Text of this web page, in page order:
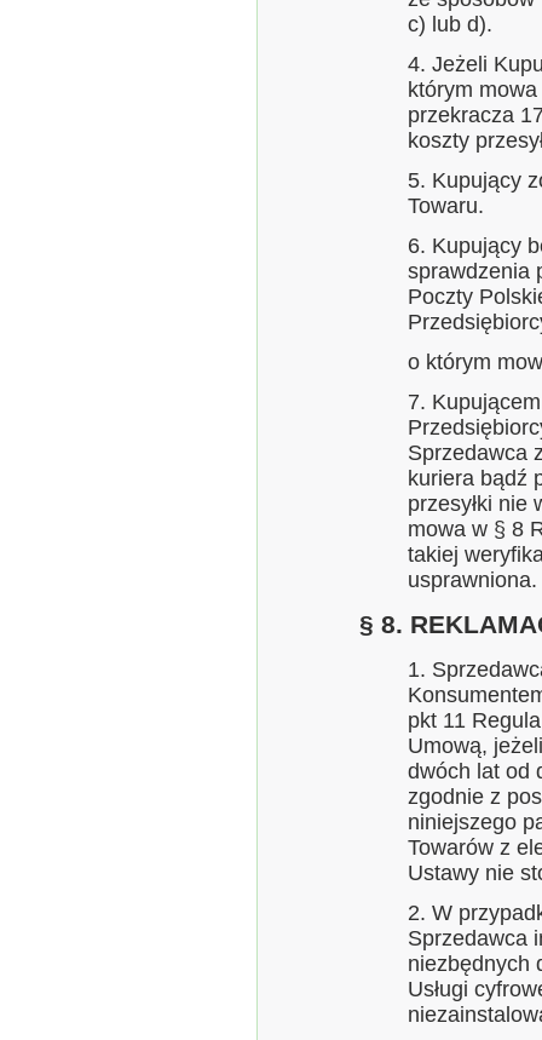
c) lub d).
4. Jeżeli
którym
przekracza
koszty
5. Kupujący
Towaru.
6. Kupujący
sprawdzenia
Poczty
o którym
7.
Sprzedawca
kuriera bądź
przesyłki nie
mowa w § 8
takiej
usprawniona.
§ 8.
1.
pkt 11
Umową,
dwóch lat od
zgodnie z
niniejszego
Towarów z
Ustawy nie
2. W
Sprzedawca
niezbędnych
Usługi